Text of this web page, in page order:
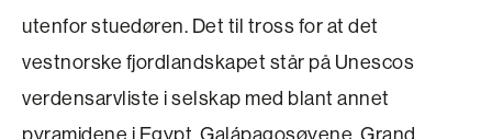
utenfor stuedøren. Det til tross for at det
vestnorske fjordlandskapet står på Unescos
verdensarvliste i selskap med blant annet